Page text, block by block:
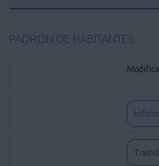
PADRÓN DE HABITANTES